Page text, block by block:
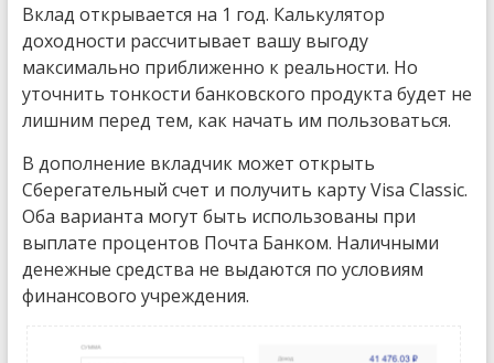
Вклад открывается на 1 год. Калькулятор
доходности рассчитывает вашу выгоду
максимально приближенно к реальности. Но
уточнить тонкости банковского продукта будет не
лишним перед тем, как начать им пользоваться.
В дополнение вкладчик может открыть
Сберегательный счет и получить карту Visa Classic.
Оба варианта могут быть использованы при
выплате процентов Почта Банком. Наличными
денежные средства не выдаются по условиям
финансового учреждения.